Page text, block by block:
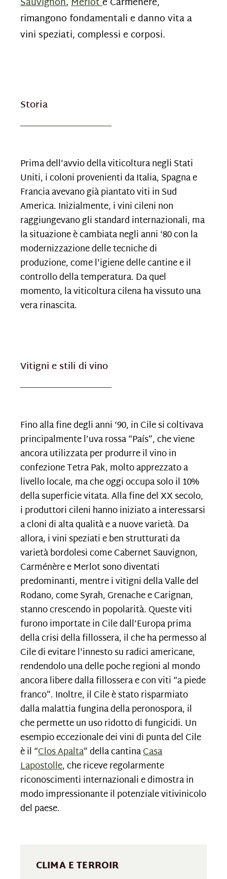
rimangono fondamentali e danno vita a
vini speziati, complessi e corposi.
Storia
Prima dell’avvio della viticoltura negli Stati
Uniti, i coloni provenienti da Italia, Spagna e
Francia avevano già piantato viti in Sud
America. Inizialmente, i vini cileni non
raggiungevano gli standard internazionali, ma
la situazione è cambiata negli anni ‘80 con la
modernizzazione delle tecniche di
produzione, come l'igiene delle cantine e il
controllo della temperatura. Da quel
momento, la viticoltura cilena ha vissuto una
vera rinascita.
Vitigni e stili di vino
Fino alla fine degli anni ‘90, in Cile si coltivava
principalmente l’uva rossa “País”, che viene
ancora utilizzata per produrre il vino in
confezione Tetra Pak, molto apprezzato a
livello locale, ma che oggi occupa solo il 10%
della superficie vitata. Alla fine del XX secolo,
i produttori cileni hanno iniziato a interessarsi
a cloni di alta qualità e a nuove varietà. Da
allora, i vini speziati e ben strutturati da
varietà bordolesi come Cabernet Sauvignon,
Carménère e Merlot sono diventati
predominanti, mentre i vitigni della Valle del
Rodano, come Syrah, Grenache e Carignan,
stanno crescendo in popolarità. Queste viti
furono importate in Cile dall’Europa prima
della crisi della fillossera, il che ha permesso al
Cile di evitare l'innesto su radici americane,
rendendolo una delle poche regioni al mondo
ancora libere dalla fillossera e con viti “a piede
franco”. Inoltre, il Cile è stato risparmiato
dalla malattia fungina della peronospora, il
che permette un uso ridotto di fungicidi. Un
esempio eccezionale dei vini di punta del Cile
è il “Clos Apalta” della cantinaCasa
Lapostolle, che riceve regolarmente
riconoscimenti internazionali e dimostra in
modo impressionante il potenziale vitivinicolo
del paese.
CLIMA E TERROIR